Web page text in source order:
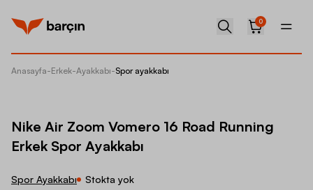
0
Anasayfa-Erkek-Ayakkabı-Spor ayakkabı
Nike Air Zoom Vomero 16 Road Running
Erkek Spor Ayakkabı
Spor Ayakkabı Stokta yok